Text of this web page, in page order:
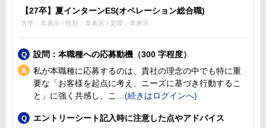
【27卒】夏インターンES(オペレーション総合職)
大学：非表示 / 性別：非表示 / 文理：非表示
設問：本職種への応募動機（300 字程度）
私が本職種に応募するのは、貴社の理念の中でも特に重
要な「お客様を起点に考え、ニーズに基づき行動するこ
と」に強く共感し、こ
エントリーシート記入時に注意した点やアドバイス